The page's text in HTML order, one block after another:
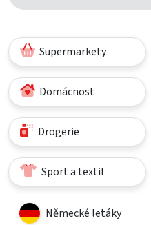
Supermarkety
Domácnost
Drogerie
Sport a textil
Německé letáky